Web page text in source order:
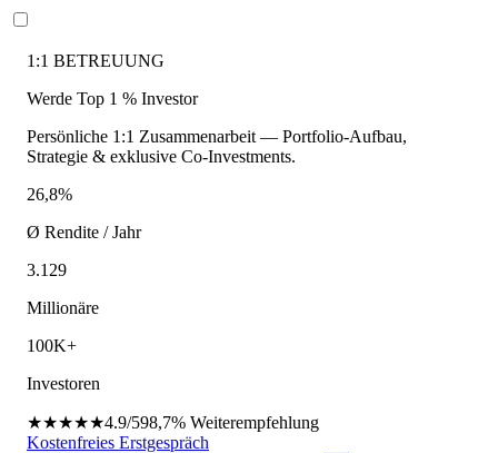
1:1 BETREUUNG
Werde Top 1 % Investor
Persönliche 1:1 Zusammenarbeit — Portfolio-Aufbau,
Strategie & exklusive Co-Investments.
26,8%
Ø Rendite / Jahr
3.129
Millionäre
100K+
Investoren
★★★★★4.9/598,7% Weiterempfehlung
Kostenfreies Erstgespräch